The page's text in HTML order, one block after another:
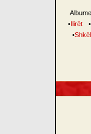
•Ilirët •
•